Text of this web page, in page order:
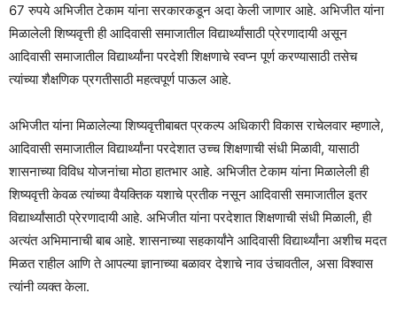
67 रुपये अभिजीत टेकाम यांना सरकारकडून अदा केली जाणार आहे. अभिजीत यांना
मिळालेली शिष्यवृत्ती ही आदिवासी समाजातील विद्यार्थ्यांसाठी प्रेरणादायी असून
आदिवासी समाजातील विद्यार्थ्यांना परदेशी शिक्षणाचे स्वप्न पूर्ण करण्यासाठी तसेच
त्यांच्या शैक्षणिक प्रगतीसाठी महत्वपूर्ण पाऊल आहे.
अभिजीत यांना मिळालेल्या शिष्यवृत्तीबाबत प्रकल्प अधिकारी विकास राचेलवार म्हणाले,
आदिवासी समाजातील विद्यार्थ्यांना परदेशात उच्च शिक्षणाची संधी मिळावी, यासाठी
शासनाच्या विविध योजनांचा मोठा हातभार आहे. अभिजीत टेकाम यांना मिळालेली ही
शिष्यवृत्ती केवळ त्यांच्या वैयक्तिक यशाचे प्रतीक नसून आदिवासी समाजातील इतर
विद्यार्थ्यांसाठी प्रेरणादायी आहे. अभिजीत यांना परदेशात शिक्षणाची संधी मिळाली, ही
अत्यंत अभिमानाची बाब आहे. शासनाच्या सहकार्यांने आदिवासी विद्यार्थ्यांना अशीच मदत
मिळत राहील आणि ते आपल्या ज्ञानाच्या बळावर देशाचे नाव उंचावतील, असा विश्वास
त्यांनी व्यक्त केला.